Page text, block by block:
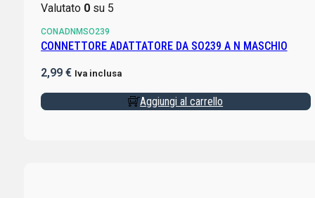
Valutato 0su 5
CONADNMSO239
CONNETTORE ADATTATORE DA SO239 A N MASCHIO
2,99 € Iva inclusa
Aggiungi al carrello